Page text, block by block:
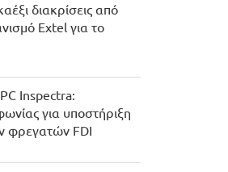
διακρίσεις από
Extel για το
Inspectra:
για υποστήριξη
φρεγατών FDI